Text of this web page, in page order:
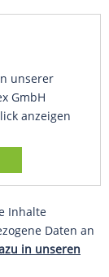
unserer
GmbH
anzeigen
Inhalte
Daten an
in unseren